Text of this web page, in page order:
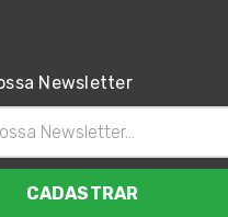
Newsletter